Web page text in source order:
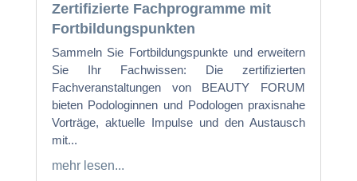
Zertifizierte Fachprogramme mit
Fortbildungspunkten
Sammeln Sie Fortbildungspunkte und erweitern
Sie Ihr Fachwissen: Die zertifizierten
Fachveranstaltungen von BEAUTY FORUM
bieten Podologinnen und Podologen praxisnahe
Vorträge, aktuelle Impulse und den Austausch
mit...
mehr lesen...